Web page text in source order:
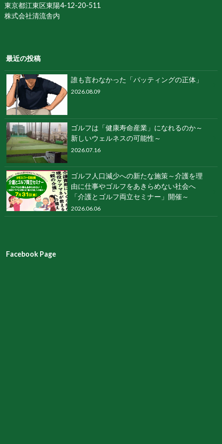
東京都江東区東陽4-12-20-511
株式会社清流舎内
最近の投稿
誰も⾔わなかった「パッティングの正体」
2026.08.09
ゴルフは「健康寿命産業」になれるのか～
新しいウェルネスの可能性～
2026.07.16
ゴルフ人口減少への新たな施策～介護を理
由に仕事やゴルフをあきらめない社会へ
「介護とゴルフ両立セミナー」開催～
2026.06.06
Facebook Page